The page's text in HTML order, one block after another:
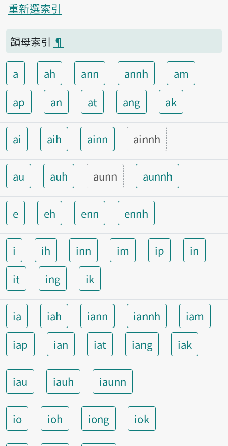
重新選索引
韻母索引 ¶
a ah ann annh
am
ap
an at ang ak
ai aih ainn ainnh
au auh aunn aunnh
e eh enn ennh
i ih inn im ip
in
it
ing ik
ia iah iann iannh
iam
iap
ian iat iang iak
iau iauh iaunn
io ioh iong iok